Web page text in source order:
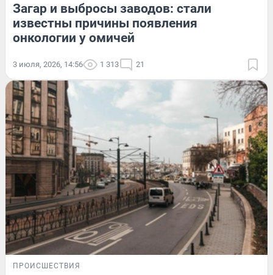
Загар и выбросы заводов: стали
известны причины появления
онкологии у омичей
3 июля, 2026, 14:56 1 313 21
ПРОИСШЕСТВИЯ